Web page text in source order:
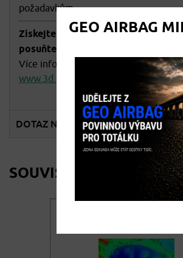
GEO AIRBAG
požadavkům.
Získejte jistotu při práci s 3D
posuňte svou efektivitu na novou
Více informací a ukázka výstupů na
www.3d.geoobchod.cz
DOTAZ NA PRODEJCE
SOUVISEJÍCÍ